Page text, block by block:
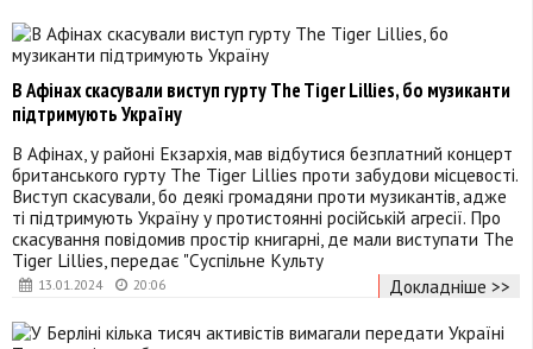
13.01.2024 20:06
В Афінах скасували виступ гурту The Tiger Lillies, бо музиканти
підтримують Україну
В Афінах, у районі Екзархія, мав відбутися безплатний концерт
британського гурту The Tiger Lillies проти забудови місцевості.
Виступ скасували, бо деякі громадяни проти музикантів, адже
ті підтримують Україну у протистоянні російській агресії. Про
скасування повідомив простір книгарні, де мали виступати The
Tiger Lillies, передає "Суспільне Культу
Докладніше >>